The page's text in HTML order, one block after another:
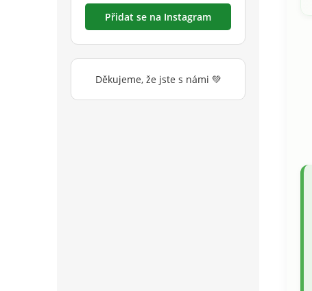
Přidat se na Instagram
Děkujeme, že jste s námi 💚